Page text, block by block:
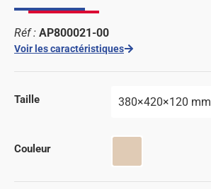
Réf : AP800021-00
Voir les caractéristiques
Taille 380×420×120 mm
Couleur